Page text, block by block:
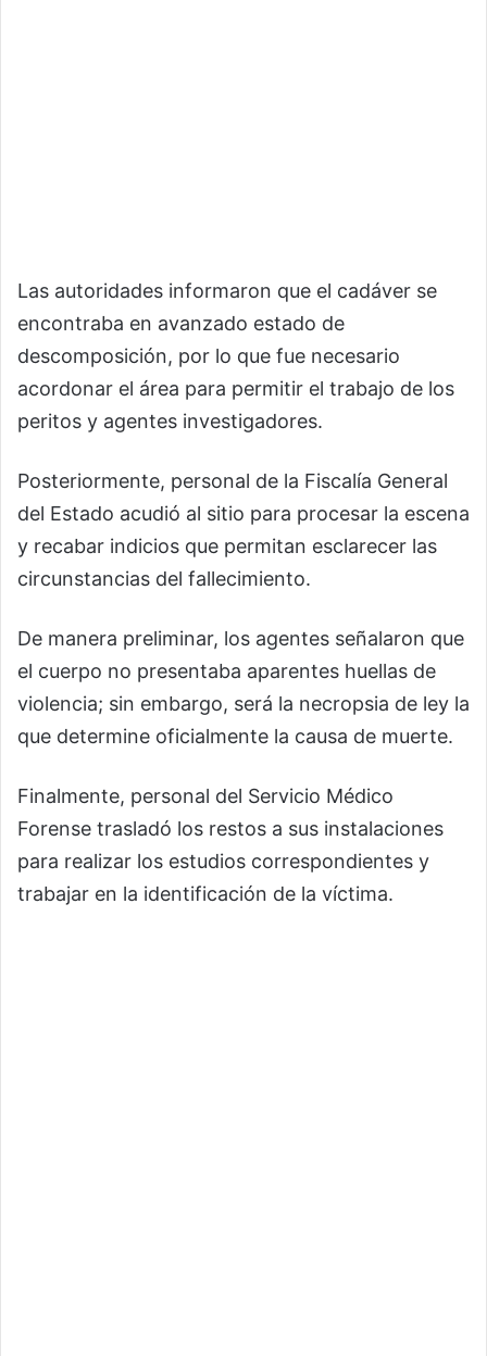
Las autoridades informaron que el cadáver se
encontraba en avanzado estado de
descomposición, por lo que fue necesario
acordonar el área para permitir el trabajo de los
peritos y agentes investigadores.
Posteriormente, personal de la Fiscalía General
del Estado acudió al sitio para procesar la escena
y recabar indicios que permitan esclarecer las
circunstancias del fallecimiento.
De manera preliminar, los agentes señalaron que
el cuerpo no presentaba aparentes huellas de
violencia; sin embargo, será la necropsia de ley la
que determine oficialmente la causa de muerte.
Finalmente, personal del Servicio Médico
Forense trasladó los restos a sus instalaciones
para realizar los estudios correspondientes y
trabajar en la identificación de la víctima.